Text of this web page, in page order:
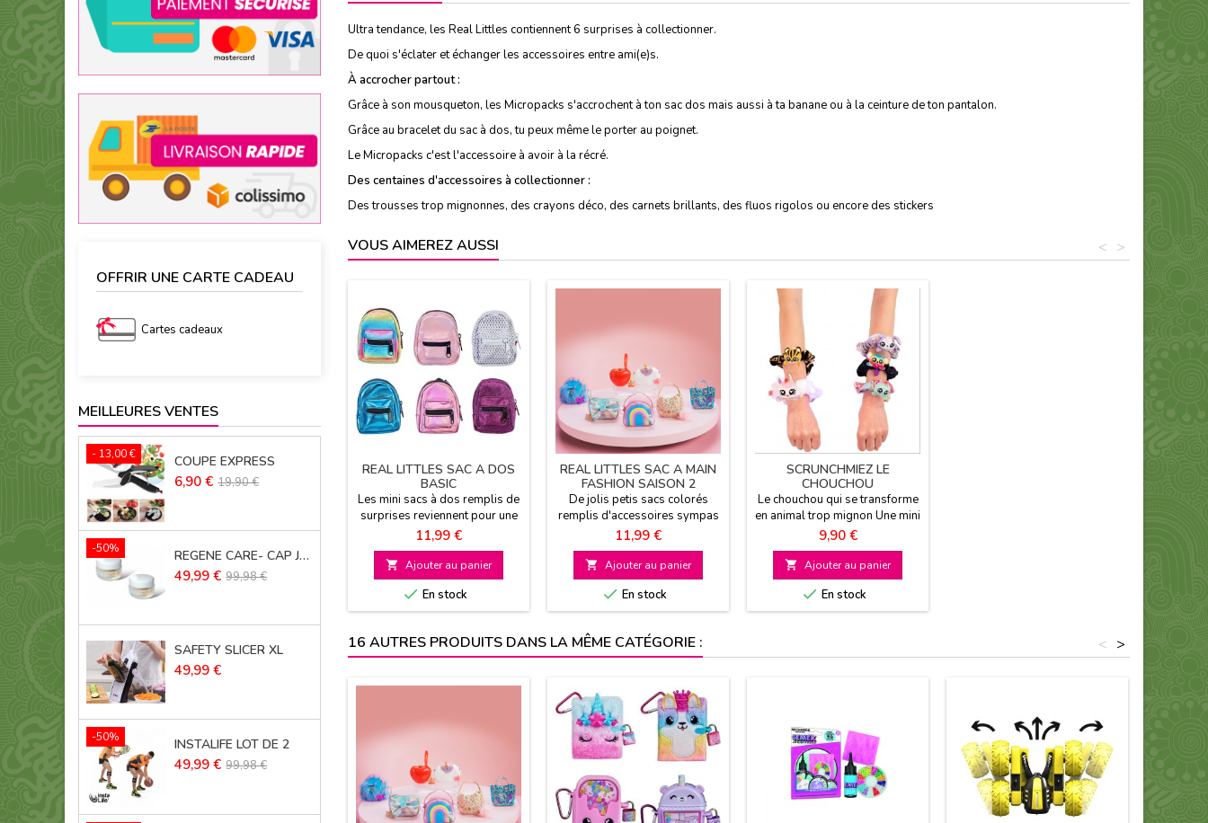
OFFRIR UNE CARTE CADEAU
Cartes cadeaux
MEILLEURES VENTES
- 13,00 € COUPE EXPRESS
Prix
6,90 € Prix
19,90 €
-50% REGENE CARE- CAP JOUVENCE LOT DE 2
Prix
49,99 € Prix
99,98 €
SAFETY SLICER XL
Prix
49,99 €
-50% INSTALIFE LOT DE 2
Prix
49,99 € Prix
99,98 €
Ultra tendance, les Real Littles contiennent 6 surprises à collectionner.
De quoi s'éclater et échanger les accessoires entre ami(e)s.
À accrocher partout :
Grâce à son mousqueton, les Micropacks s'accrochent à ton sac dos mais aussi à ta banane ou à la ceinture de ton pantalon.
Grâce au bracelet du sac à dos, tu peux même le porter au poignet.
Le Micropacks c'est l'accessoire à avoir à la récré.
Des centaines d'accessoires à collectionner :
Des trousses trop mignonnes, des crayons déco, des carnets brillants, des fluos rigolos ou encore des stickers
VOUS AIMEREZ AUSSI >
<
REAL LITTLES SAC A DOS
BASIC
Les mini sacs à dos remplis de
surprises reviennent pour une
saison 2 nouvelle version 6
modèles à collectionner A
partir de 3 ans
Prix
11,99 €
 Ajouter au panier
 En stock
REAL LITTLES SAC A MAIN
FASHION SAISON 2
De jolis petis sacs colorés
remplis d'accessoires sympas
7 modèles à collectionner Ultra
fashion
Prix
11,99 €
 Ajouter au panier
 En stock
SCRUNCHMIEZ LE
CHOUCHOU
Le chouchou qui se transforme
en animal trop mignon Une mini
peluche à emporter partout
Vendu à l'unité, nombreux
modèles disponibles A partir
de 5 ans
Prix
9,90 €
 Ajouter au panier
 En stock
16 AUTRES PRODUITS DANS LA MÊME CATÉGORIE : >
<